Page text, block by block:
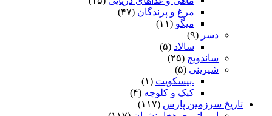
مرغ و پرندگان (۴۷)
میگو (۱۱)
دسر (۹)
سالاد (۵)
ساندویچ (۲۵)
شیرینی (۵)
.بیسکویت (۱)
کیک و کلوچه (۴)
تاریخ سرزمین پارس (۱۱۷)